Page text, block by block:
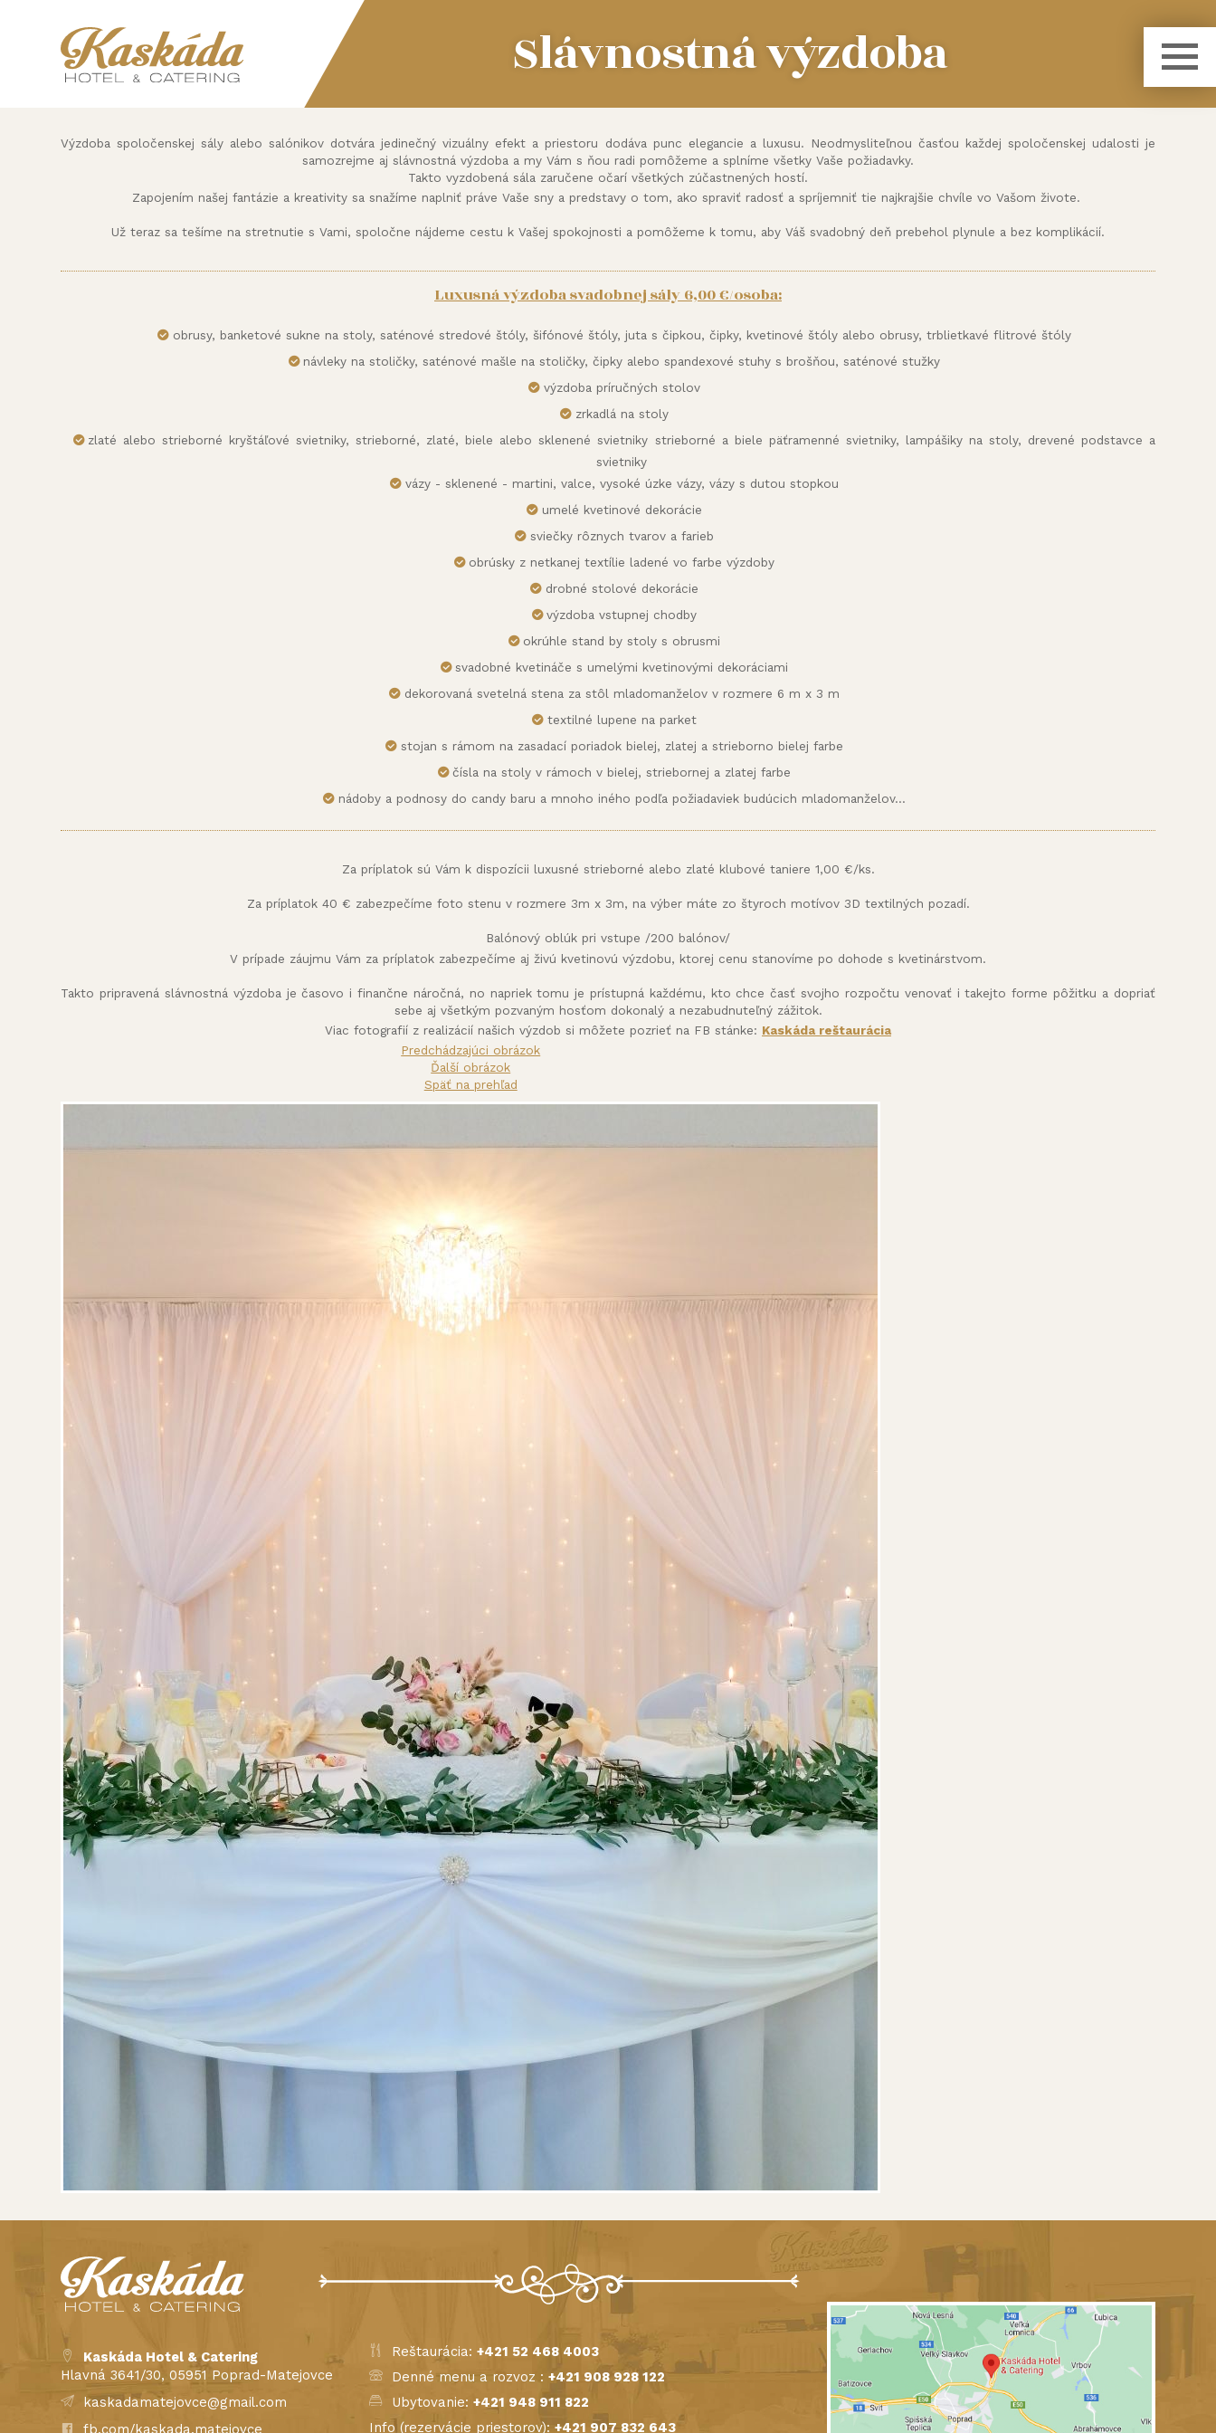
Slávnostná výzdoba
Výzdoba spoločenskej sály alebo salónikov dotvára jedinečný vizuálny efekt a priestoru dodáva punc elegancie a luxusu. Neodmysliteľnou časťou každej spoločenskej udalosti je
samozrejme aj slávnostná výzdoba a my Vám s ňou radi pomôžeme a splníme všetky Vaše požiadavky.
Takto vyzdobená sála zaručene očarí všetkých zúčastnených hostí.
Zapojením našej fantázie a kreativity sa snažíme naplniť práve Vaše sny a predstavy o tom, ako spraviť radosť a spríjemniť tie najkrajšie chvíle vo Vašom živote.
Už teraz sa tešíme na stretnutie s Vami, spoločne nájdeme cestu k Vašej spokojnosti a pomôžeme k tomu, aby Váš svadobný deň prebehol plynule a bez komplikácií.
Luxusná výzdoba svadobnej sály 6,00 €/osoba:
obrusy, banketové sukne na stoly, saténové stredové štóly, šifónové štóly, juta s čipkou, čipky, kvetinové štóly alebo obrusy, trblietkavé flitrové štóly
návleky na stoličky, saténové mašle na stoličky, čipky alebo spandexové stuhy s brošňou, saténové stužky
výzdoba príručných stolov
zrkadlá na stoly
zlaté alebo strieborné kryštáľové svietniky, strieborné, zlaté, biele alebo sklenené svietniky strieborné a biele päťramenné svietniky, lampášiky na stoly, drevené podstavce a
svietniky
vázy - sklenené - martini, valce, vysoké úzke vázy, vázy s dutou stopkou
umelé kvetinové dekorácie
sviečky rôznych tvarov a farieb
obrúsky z netkanej textílie ladené vo farbe výzdoby
drobné stolové dekorácie
výzdoba vstupnej chodby
okrúhle stand by stoly s obrusmi
svadobné kvetináče s umelými kvetinovými dekoráciami
dekorovaná svetelná stena za stôl mladomanželov v rozmere 6 m x 3 m
textilné lupene na parket
stojan s rámom na zasadací poriadok bielej, zlatej a strieborno bielej farbe
čísla na stoly v rámoch v bielej, striebornej a zlatej farbe
nádoby a podnosy do candy baru a mnoho iného podľa požiadaviek budúcich mladomanželov...
Za príplatok sú Vám k dispozícii luxusné strieborné alebo zlaté klubové taniere 1,00 €/ks.
Za príplatok 40 € zabezpečíme foto stenu v rozmere 3m x 3m, na výber máte zo štyroch motívov 3D textilných pozadí.
Balónový oblúk pri vstupe /200 balónov/
V prípade záujmu Vám za príplatok zabezpečíme aj živú kvetinovú výzdobu, ktorej cenu stanovíme po dohode s kvetinárstvom.
Takto pripravená slávnostná výzdoba je časovo i finančne náročná, no napriek tomu je prístupná každému, kto chce časť svojho rozpočtu venovať i takejto forme pôžitku a dopriať
sebe aj všetkým pozvaným hosťom dokonalý a nezabudnuteľný zážitok.
Viac fotografií z realizácií našich výzdob si môžete pozrieť na FB stánke: Kaskáda reštaurácia
Predchádzajúci obrázok
Ďalší obrázok
Späť na prehľad
Kaskáda Hotel & Catering
Hlavná 3641/30, 05951 Poprad-Matejovce
kaskadamatejovce@gmail.com
fb.com/kaskada.matejovce
Reštaurácia:+421 52 468 4003
Denné menu a rozvoz :+421 908 928 122
Ubytovanie:+421 948 911 822
Info (rezervácie priestorov):+421 907 832 643